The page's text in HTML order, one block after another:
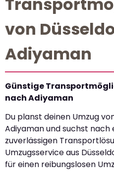
von
Adiyaman
Günstige
nach Adiyaman
Du planst deinen Umzug
Adiyaman und suchst
zuverlässigen
Umzugsservice aus
für einen reibungslosen